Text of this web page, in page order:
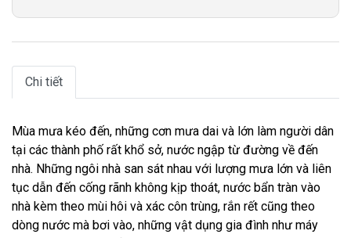
Chi tiết
Mùa mưa kéo đến, những cơn mưa dai và lớn làm người dân
tại các thành phố rất khổ sở, nước ngập từ đường về đến
nhà. Những ngôi nhà san sát nhau với lượng mưa lớn và liên
tục dẫn đến cống rãnh không kịp thoát, nước bẩn tràn vào
nhà kèm theo mùi hôi và xác côn trùng, rắn rết cũng theo
dòng nước mà bơi vào, những vật dụng gia đình như máy